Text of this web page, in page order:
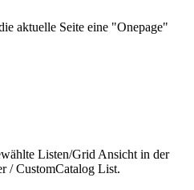
aktuelle Seite eine "Onepage"
Listen/Grid Ansicht in der
/ CustomCatalog List.